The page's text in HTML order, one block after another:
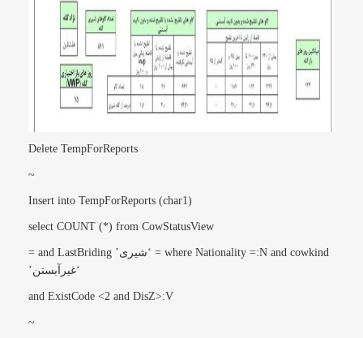
Delete TempForReports
~
Insert into TempForReports (char1)
select COUNT (*) from CowStatusView
where Nationality =:N and cowkind = ‘شیری’ and LastBriding =
‘غیرآبستن’
and ExistCode <2 and DisZ>:V
~